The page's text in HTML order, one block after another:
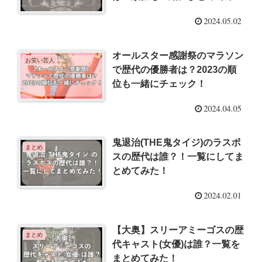
2024.05.02
お笑い芸人
オールスター感謝祭のマラソン
で歴代の優勝者は？2023の順
位も一緒にチェック！
2024.04.05
まとめ
鬼退治(THE鬼タイジ)のラスボ
スの歴代は誰？！一覧にしてま
とめてみた！
2024.02.01
まとめ
【大奥】スリーアミーゴスの歴
代キャスト(女優)は誰？一覧を
まとめてみた！